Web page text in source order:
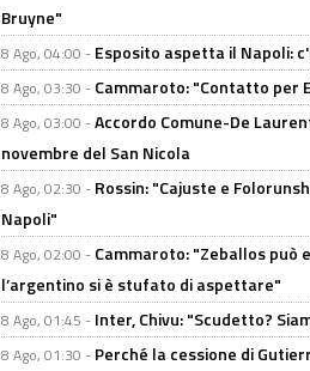
Bruyne"
8 Ago, 04:00 - Esposito aspetta il Napoli:
8 Ago, 03:30 - Cammaroto: "Contatto per
8 Ago, 03:00 -Accordo Comune-De
novembre del San Nicola
8 Ago, 02:30 - Rossin: "Cajuste e
Napoli"
8 Ago, 02:00 - Cammaroto: "Zeballos può
l’argentino si è stufato di aspettare"
8 Ago, 01:45 - Inter, Chivu: "Scudetto?
8 Ago, 01:30 - Perché la cessione di